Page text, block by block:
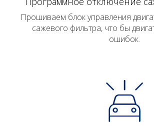
Прошиваем блок управления
сажевого фильтра, что бы
ошибок.